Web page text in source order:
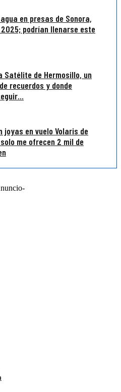
en presas de Sonora,
podrían llenarse este
Satélite de Hermosillo, un
recuerdos y donde
joyas en vuelo Volaris de
me ofrecen 2 mil de